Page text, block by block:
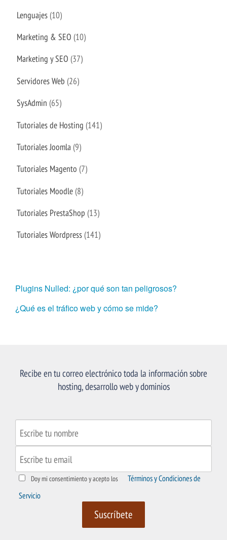
Lenguajes (10)
Marketing & SEO (10)
Marketing y SEO (37)
Servidores Web (26)
SysAdmin (65)
Tutoriales de Hosting (141)
Tutoriales Joomla (9)
Tutoriales Magento (7)
Tutoriales Moodle (8)
Tutoriales PrestaShop (13)
Tutoriales Wordpress (141)
Plugins Nulled: ¿por qué son tan peligrosos?
¿Qué es el tráfico web y cómo se mide?
Recibe en tu correo electrónico toda la información sobre
hosting, desarrollo web y dominios
Doy mi consentimiento y acepto los
Términos y Condiciones de
Servicio